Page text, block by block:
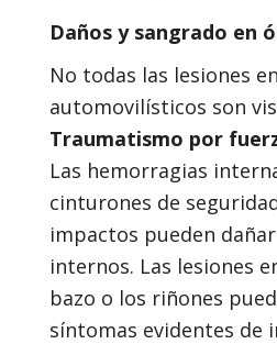
Daños y sangrado en
No todas las lesiones
automovilísticos son
Traumatismo por
Las hemorragias
cinturones de
impactos pueden
internos. Las lesiones
bazo o los riñones
síntomas evidentes de